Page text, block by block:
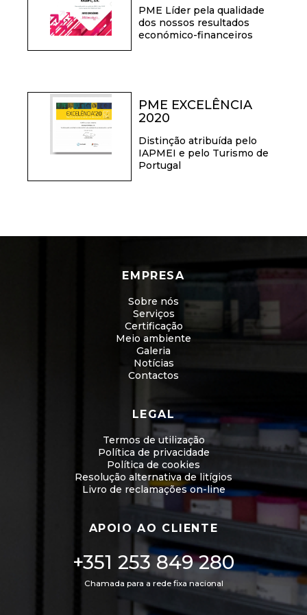
PME Líder pela qualidade
dos nossos resultados
económico-financeiros
PME EXCELÊNCIA
2020
Distinção atribuída pelo
IAPMEI e pelo Turismo de
Portugal
EMPRESA
Sobre nós
Serviços
Certificação
Meio ambiente
Galeria
Notícias
Contactos
LEGAL
Termos de utilização
Política de privacidade
Política de cookies
Resolução alternativa de litígios
Livro de reclamações on-line
APOIO AO CLIENTE
+351 253 849 280
Chamada para a rede fixa nacional